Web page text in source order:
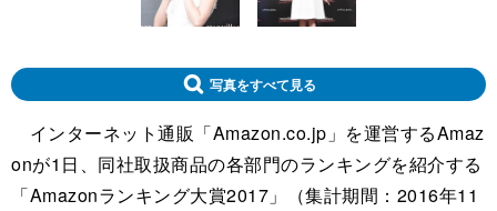
写真をすべて見る
インターネット通販「Amazon.co.jp」を運営するAmaz
onが1日、同社取扱商品の各部門のランキングを紹介する
「Amazonランキング大賞2017」（集計期間：2016年11